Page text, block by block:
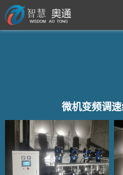
微机变频调